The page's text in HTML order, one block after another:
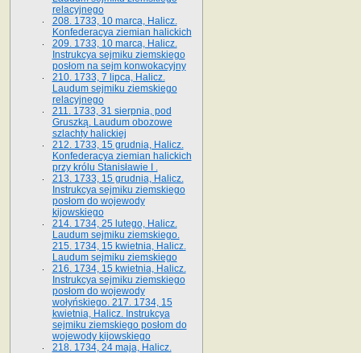
relacyjnego
208. 1733, 10 marca, Halicz.
Konfederacya ziemian halickich­
209. 1733, 10 marca, Halicz.
Instrukcya sejmiku ziemskiego
posłom na sejm konwokacyjny
210. 1733, 7 lipca, Halicz.
Laudum sejmiku ziemskiego
relacyjnego
211. 1733, 31 sierpnia, pod
Gruszką. Laudum obozowe
szlachty halickiej
212. 1733, 15 grudnia, Halicz.
Konfederacya ziemian halickich
przy królu Stanisławie I .
213. 1733, 15 grudnia, Halicz.
Instrukcya sejmiku ziemskiego
posłom do wojewody
kijowskiego
214. 1734, 25 lutego, Halicz.
Laudum sejmiku ziemskiego.
215. 1734, 15 kwietnia, Halicz.
Laudum sejmiku ziemskiego
216. 1734, 15 kwietnia, Halicz.
Instrukcya sejmiku ziemskiego
posłom do wojewody
wołyńskiego. 217. 1734, 15
kwietnia, Halicz. Instrukcya
sejmiku ziemskiego posłom do
wojewody kijowskiego
218. 1734, 24 maja, Halicz.